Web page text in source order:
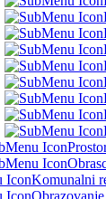
Komunalni